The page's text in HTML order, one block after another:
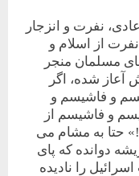
نفرت و انزجار
از اسلام و
مسلمان منجر
شده، اگر
و فاشیسم و
و فاشیسم از
حتا به مشام می
دوانده که پای
را نادیده